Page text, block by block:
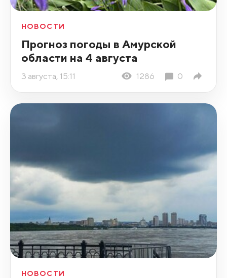
НОВОСТИ
Прогноз погоды в Амурской
области на 4 августа
3 августа, 15:11 1286 0
НОВОСТИ